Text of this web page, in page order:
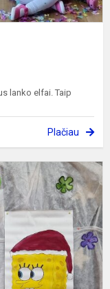
lanko elfai. Taip
Plačiau